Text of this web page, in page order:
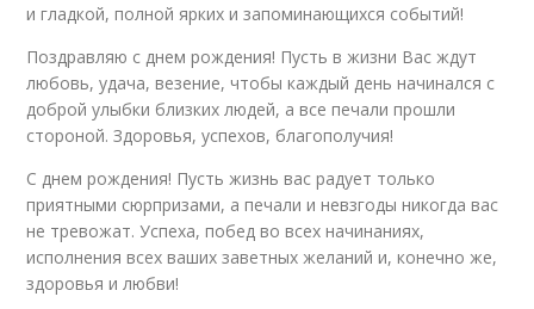
и гладкой, полной ярких и запоминающихся событий!
Поздравляю с днем рождения! Пусть в жизни Вас ждут
любовь, удача, везение, чтобы каждый день начинался с
доброй улыбки близких людей, а все печали прошли
стороной. Здоровья, успехов, благополучия!
С днем рождения! Пусть жизнь вас радует только
приятными сюрпризами, а печали и невзгоды никогда вас
не тревожат. Успеха, побед во всех начинаниях,
исполнения всех ваших заветных желаний и, конечно же,
здоровья и любви!